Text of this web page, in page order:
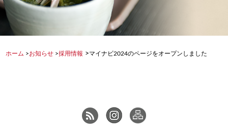
ホーム >お知らせ >採用情報 >マイナビ2024のページをオープンしました